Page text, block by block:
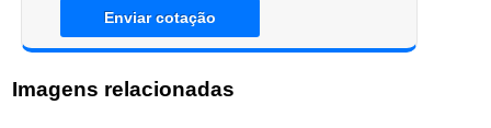
Enviar cotação
Imagens relacionadas